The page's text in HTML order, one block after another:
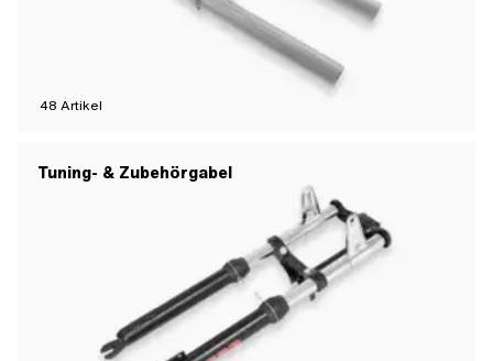
48 Artikel
Tuning- & Zubehörgabel